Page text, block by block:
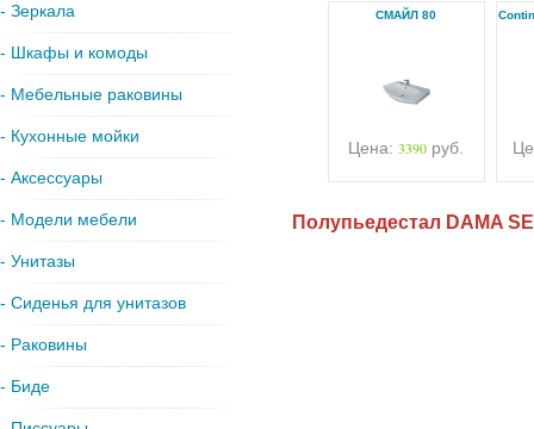
- Зеркала
- Шкафы и комоды
- Мебельные раковины
- Кухонные мойки
- Аксессуары
- Модели мебели
- Унитазы
- Сиденья для унитазов
- Раковины
- Биде
СМАЙЛ 80
Цена: 3390 руб.
Полупьедестал DAMA